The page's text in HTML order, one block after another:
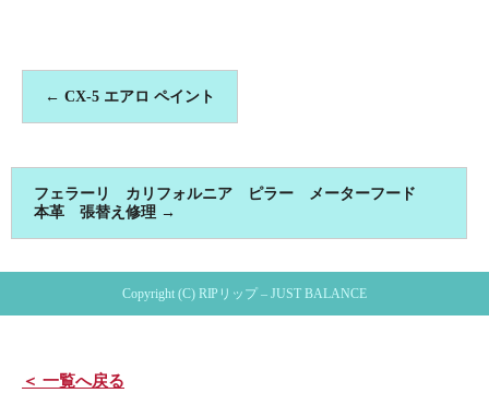
← CX-5 エアロ ペイント
フェラーリ カリフォルニア ピラー メーターフード
本革 張替え修理 →
Copyright (C) RIPリップ – JUST BALANCE
＜ 一覧へ戻る